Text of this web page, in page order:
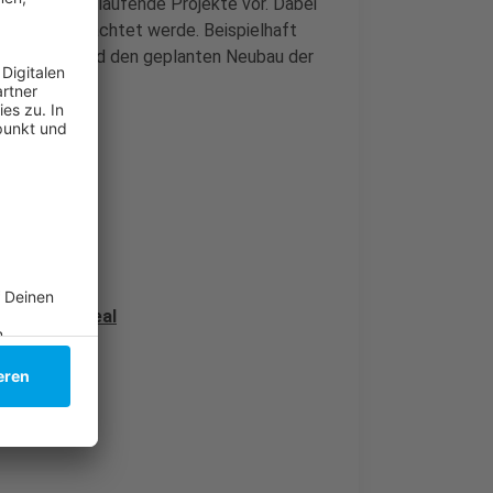
geachtet werde. Beispielhaft
und den geplanten Neubau der
Expo Real